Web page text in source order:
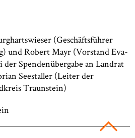
(Geschäftsführer
und Robert Mayr (Vorstand Eva-
Spendenübergabe an Landrat
Seestaller (Leiter der
Traunstein)